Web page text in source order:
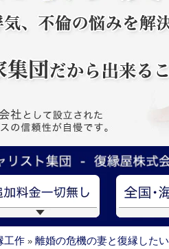
工作 » 離婚の危機の妻と復縁したい